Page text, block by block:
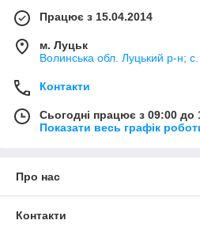
Працює з 15.04.2014
м. Луцьк
Волинська обл. Луцький р-н; с.
Контакти
Сьогодні працює з 09:00 до
Показати весь графік
Про нас
Контакти